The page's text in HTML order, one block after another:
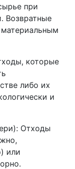
при
Возвратные
которые
либо их
и
Отходы
или